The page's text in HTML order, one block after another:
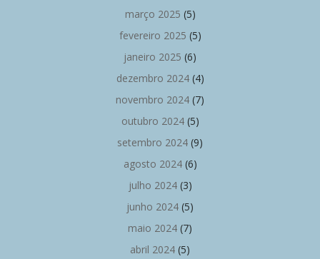
março 2025 (5)
fevereiro 2025 (5)
janeiro 2025 (6)
dezembro 2024(4)
novembro 2024 (7)
outubro 2024(5)
setembro 2024 (9)
agosto 2024(6)
julho 2024(3)
junho 2024 (5)
maio 2024 (7)
abril 2024 (5)